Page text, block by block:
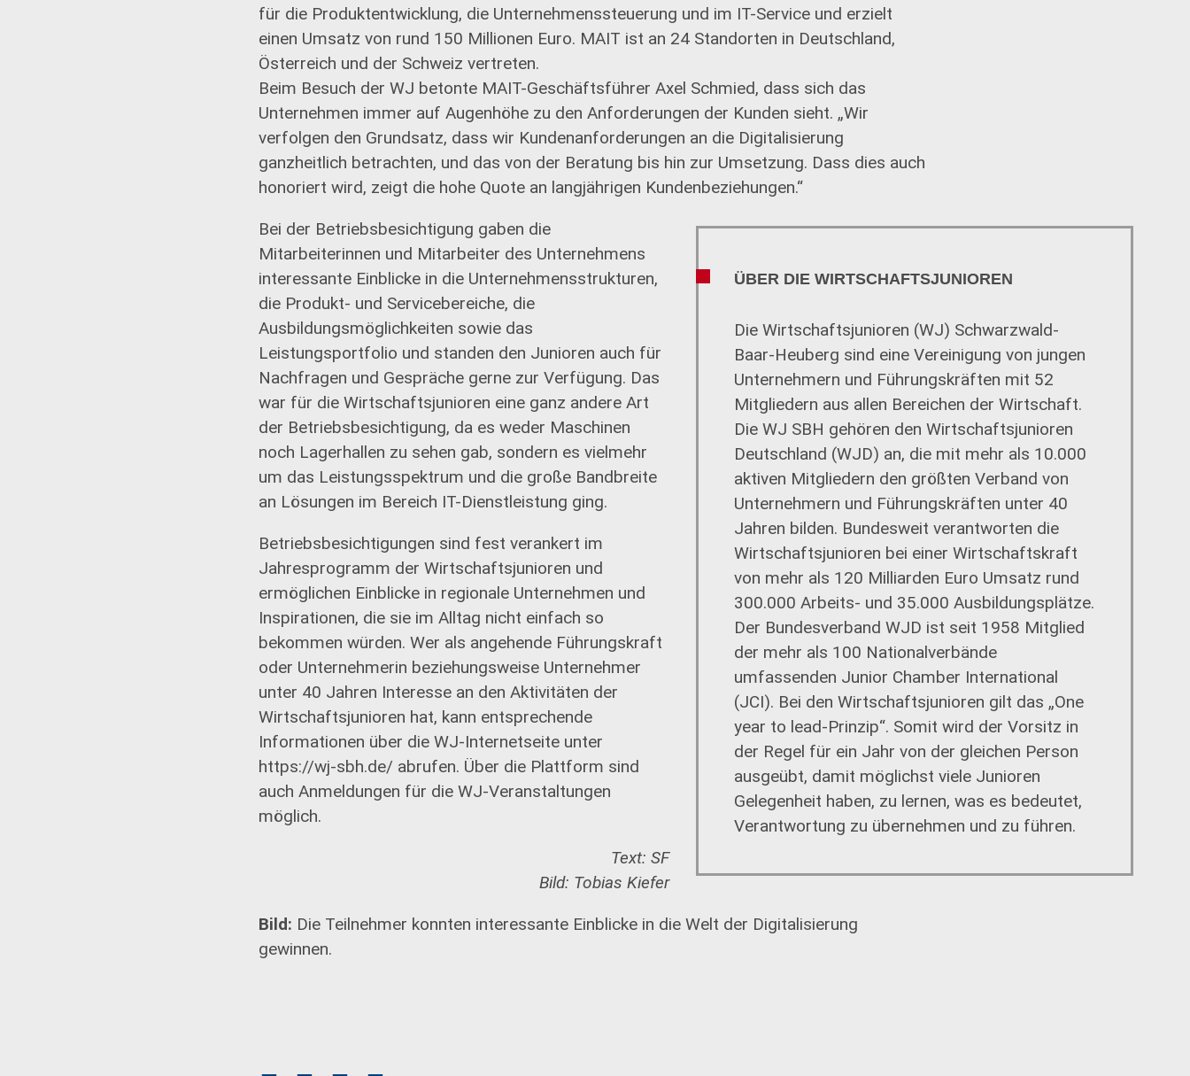
für die Produktentwicklung, die Unternehmenssteuerung und im IT-Service und erzielt
einen Umsatz von rund 150 Millionen Euro. MAIT ist an 24 Standorten in Deutschland,
Österreich und der Schweiz vertreten.
Beim Besuch der WJ betonte MAIT-Geschäftsführer Axel Schmied, dass sich das
Unternehmen immer auf Augenhöhe zu den Anforderungen der Kunden sieht. „Wir
verfolgen den Grundsatz, dass wir Kundenanforderungen an die Digitalisierung
ganzheitlich betrachten, und das von der Beratung bis hin zur Umsetzung. Dass dies auch
honoriert wird, zeigt die hohe Quote an langjährigen Kundenbeziehungen.“
ÜBER DIE WIRTSCHAFTSJUNIOREN
Die Wirtschaftsjunioren (WJ) Schwarzwald-
Baar-Heuberg sind eine Vereinigung von jungen
Unternehmern und Führungskräften mit 52
Mitgliedern aus allen Bereichen der Wirtschaft.
Die WJ SBH gehören den Wirtschaftsjunioren
Deutschland (WJD) an, die mit mehr als 10.000
aktiven Mitgliedern den größten Verband von
Unternehmern und Führungskräften unter 40
Jahren bilden. Bundesweit verantworten die
Wirtschaftsjunioren bei einer Wirtschaftskraft
von mehr als 120 Milliarden Euro Umsatz rund
300.000 Arbeits- und 35.000 Ausbildungsplätze.
Der Bundesverband WJD ist seit 1958 Mitglied
der mehr als 100 Nationalverbände
umfassenden Junior Chamber International
(JCI). Bei den Wirtschaftsjunioren gilt das „One
year to lead-Prinzip“. Somit wird der Vorsitz in
der Regel für ein Jahr von der gleichen Person
ausgeübt, damit möglichst viele Junioren
Gelegenheit haben, zu lernen, was es bedeutet,
Verantwortung zu übernehmen und zu führen.
Bei der Betriebsbesichtigung gaben die
Mitarbeiterinnen und Mitarbeiter des Unternehmens
interessante Einblicke in die Unternehmensstrukturen,
die Produkt- und Servicebereiche, die
Ausbildungsmöglichkeiten sowie das
Leistungsportfolio und standen den Junioren auch für
Nachfragen und Gespräche gerne zur Verfügung. Das
war für die Wirtschaftsjunioren eine ganz andere Art
der Betriebsbesichtigung, da es weder Maschinen
noch Lagerhallen zu sehen gab, sondern es vielmehr
um das Leistungsspektrum und die große Bandbreite
an Lösungen im Bereich IT-Dienstleistung ging.
Betriebsbesichtigungen sind fest verankert im
Jahresprogramm der Wirtschaftsjunioren und
ermöglichen Einblicke in regionale Unternehmen und
Inspirationen, die sie im Alltag nicht einfach so
bekommen würden. Wer als angehende Führungskraft
oder Unternehmerin beziehungsweise Unternehmer
unter 40 Jahren Interesse an den Aktivitäten der
Wirtschaftsjunioren hat, kann entsprechende
Informationen über die WJ-Internetseite unter
https://wj-sbh.de/ abrufen. Über die Plattform sind
auch Anmeldungen für die WJ-Veranstaltungen
möglich.
Text: SF
Bild: Tobias Kiefer
Bild: Die Teilnehmer konnten interessante Einblicke in die Welt der Digitalisierung
gewinnen.